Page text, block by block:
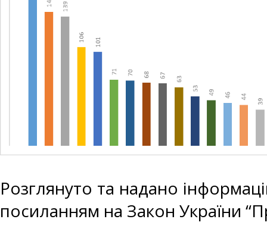
Розглянуто та надано
посиланням на Закон України